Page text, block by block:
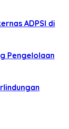
ADPSI di
Pengelolaan